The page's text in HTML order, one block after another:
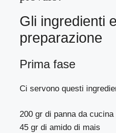
Gli ingredienti
preparazione
Prima fase
Ci servono questi
200 gr di panna da cucina
45 gr di amido di mais